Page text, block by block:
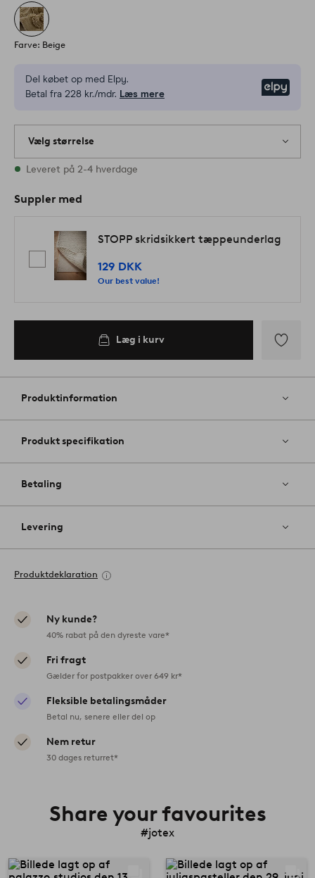
Farve: Beige
Del købet op med Elpy.
Betal fra 228 kr./mdr. Læs mere
Vælg størrelse
1 størrelser er på lager
Leveret på 2-4 hverdage
Suppler med
STOPP skridsikkert tæppeunderlag
129 DKK
Our best value!
Læg i kurv
til
Produktinformation
Produkt specifikation
Betaling
Levering
Produktdeklaration
Ny kunde?
40% rabat på den dyreste vare*
Fri fragt
Gælder for postpakker over 649 kr*
Fleksible betalingsmåder
Betal nu, senere eller del op
Nem retur
30 dages returret*
Share your favourites
#jotex